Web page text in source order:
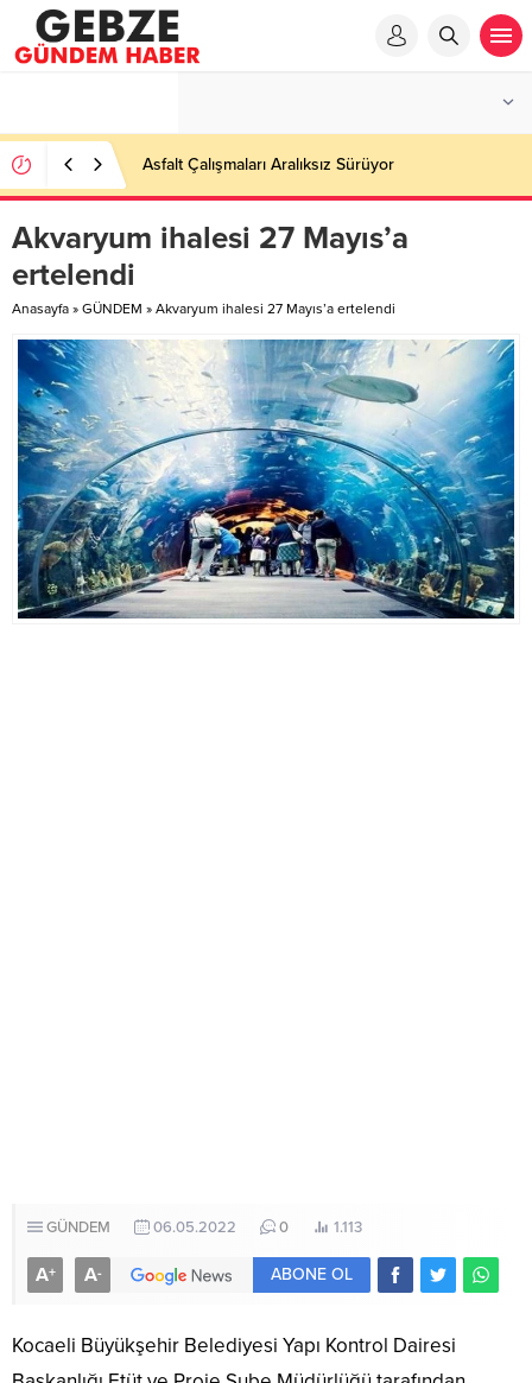
Asfalt Çalışmaları Aralıksız Sürüyor
Akvaryum ihalesi 27 Mayıs’a
ertelendi
Anasayfa » GÜNDEM » Akvaryum ihalesi 27 Mayıs’a ertelendi
GÜNDEM 06.05.2022 0 1.113
A+ A- ABONE OL
Kocaeli Büyükşehir Belediyesi Yapı Kontrol Dairesi